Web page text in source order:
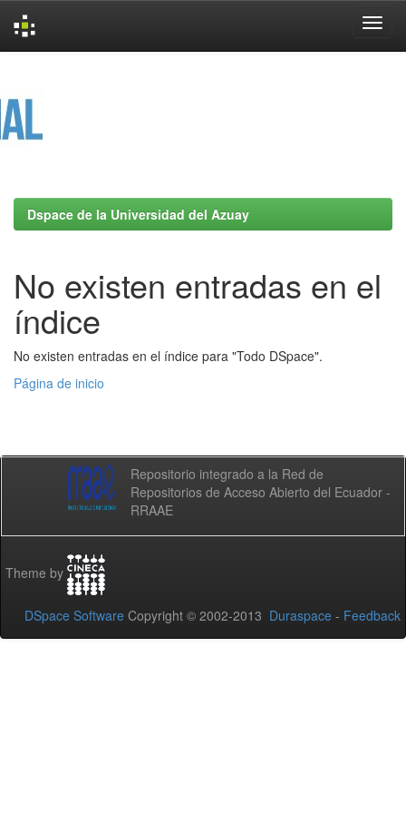
Dspace de la Universidad del Azuay
No existen entradas en el
índice
No existen entradas en el índice para "Todo DSpace".
Página de inicio
Repositorio integrado a la Red de
Repositorios de Acceso Abierto del Ecuador -
RRAAE
Theme by
DSpace Software Copyright © 2002-2013 Duraspace - Feedback